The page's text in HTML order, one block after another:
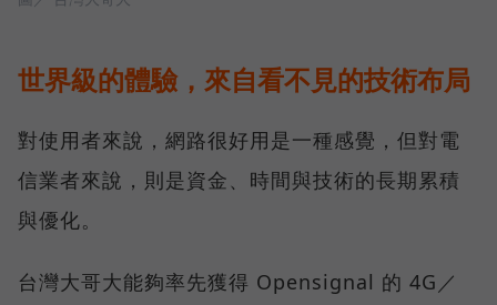
世界級的體驗，來自看不見的技術布局
對使用者來說，網路很好用是一種感覺，但對電
信業者來說，則是資金、時間與技術的長期累積
與優化。
台灣大哥大能夠率先獲得 Opensignal 的 4G／